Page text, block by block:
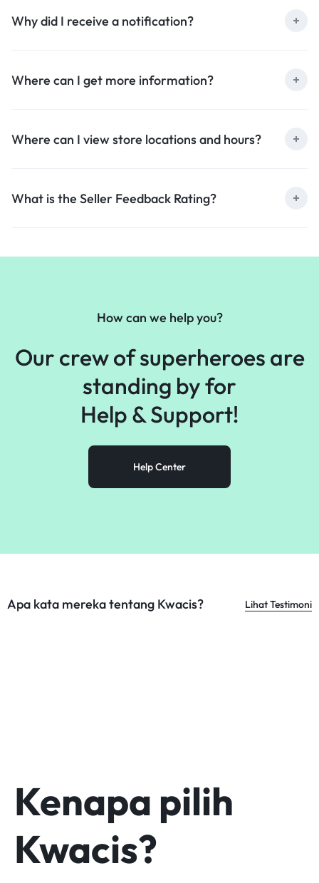
Why did I receive a notification?
Where can I get more information?
Where can I view store locations and hours?
What is the Seller Feedback Rating?
How can we help you?
Our crew of superheroes are
standing by for
Help &Support!
Help Center
Apa kata mereka tentang Kwacis? Lihat Testimoni
Kenapa pilih
Kwacis?